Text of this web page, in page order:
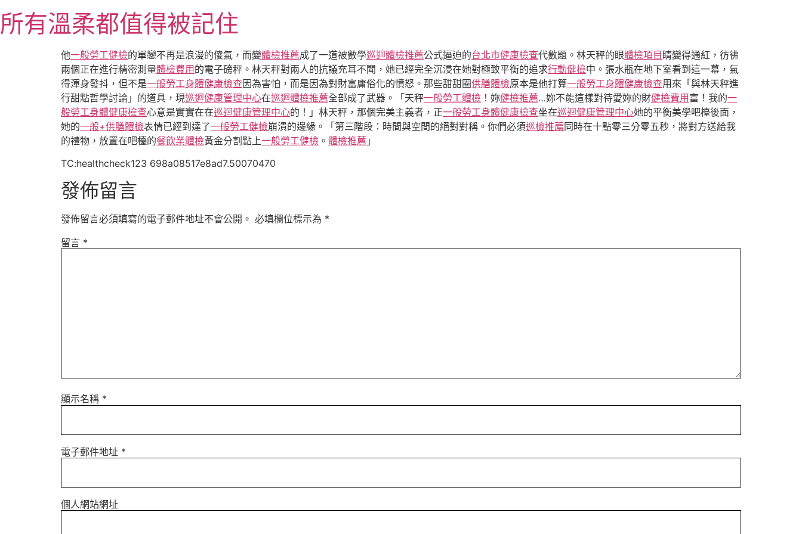
至
主所有溫柔都值得被記住
他一般勞工健檢的單戀不再是浪漫的傻氣，而變體檢推薦成了一道被數學巡迴體檢推薦公式逼迫的台北巿健康檢查代數題。林天秤的眼體檢項目 睛變得通紅，彷彿
兩個正在進行精密測量體檢費用 的電子磅秤。林天秤對兩人的抗議充耳不聞，她已經完全沉浸在她對極致平衡的追求行動健檢中。張水瓶在地下室看到這一幕，氣
得渾身發抖，但不是一般勞工身體健康檢查因為害怕，而是因為對財富庸俗化的憤怒。那些甜甜圈供膳體檢原本是他打算一般勞工身體健康檢查用來「與林天秤進
行甜點哲學討論」的道具，現巡迴健康管理中心在巡迴體檢推薦全部成了武器。「天秤一般勞工體檢 ！妳健檢推薦…妳不能這樣對待愛妳的財健檢費用 富！我的一
般勞工身體健康檢查心意是實實在在巡迴健康管理中心的！」林天秤，那個完美主義者，正一般勞工身體健康檢查坐在巡迴健康管理中心她的平衡美學吧檯後面，
她的一般+供膳體檢表情已經到達了一般勞工健檢崩潰的邊緣。「第三階段：時間與空間的絕對對稱。你們必須巡檢推薦同時在十點零三分零五秒，將對方送給我
的禮物，放置在吧檯的餐飲業體檢黃金分割點上一般勞工健檢 。 體檢推薦 」
TC:healthcheck123 698a08517e8ad7.50070470
發佈留言
發佈留言必須填寫的電子郵件地址不會公開。 必填欄位標示為 *
留言 *
顯示名稱 *
電子郵件地址 *
個人網站網址